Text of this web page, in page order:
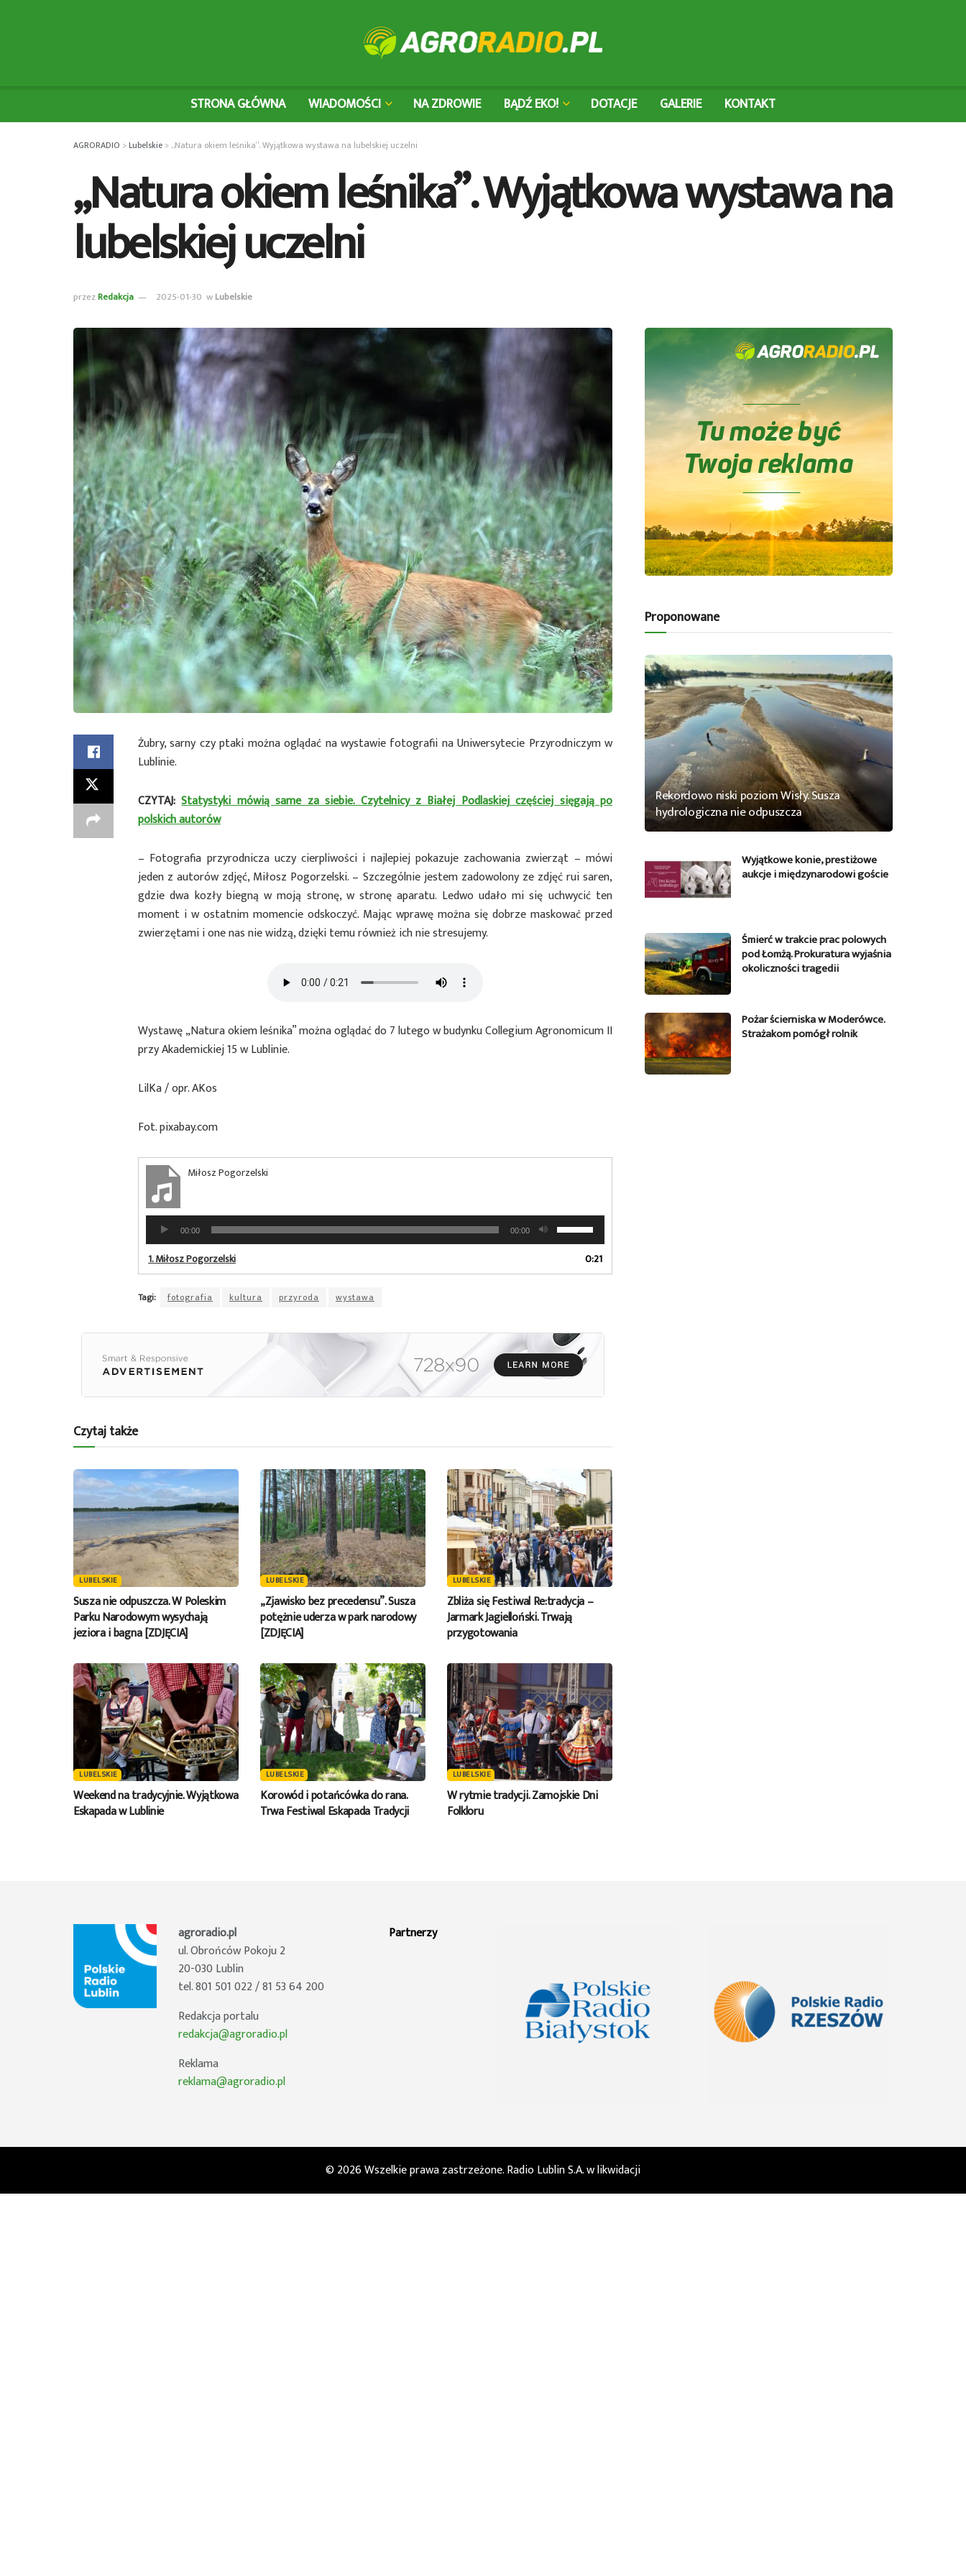
STRONA GŁÓWNA WIADOMOŚCI NA ZDROWIE BĄDŹ EKO! DOTACJE GALERIE KONTAKT
AGRORADIO >Lubelskie > „Natura okiem leśnika”. Wyjątkowa wystawa na lubelskiej uczelni
„Natura okiem leśnika”. Wyjątkowa wystawa na
lubelskiej uczelni
przezRedakcja 2025-01-30 wLubelskie
Żubry, sarny czy ptaki można oglądać na wystawie fotografii na Uniwersytecie Przyrodniczym w
Lublinie.
CZYTAJ:Statystyki mówią same za siebie. Czytelnicy z Białej Podlaskiej częściej sięgają po
polskich autorów
– Fotografia przyrodnicza uczy cierpliwości i najlepiej pokazuje zachowania zwierząt – mówi
jeden z autorów zdjęć, Miłosz Pogorzelski. – Szczególnie jestem zadowolony ze zdjęć rui saren,
gdzie dwa kozły biegną w moją stronę, w stronę aparatu. Ledwo udało mi się uchwycić ten
moment i w ostatnim momencie odskoczyć. Mając wprawę można się dobrze maskować przed
zwierzętami i one nas nie widzą, dzięki temu również ich nie stresujemy.
Wystawę „Natura okiem leśnika” można oglądać do 7 lutego w budynku Collegium Agronomicum II
przy Akademickiej 15 w Lublinie.
LilKa / opr. AKos
Fot. pixabay.com
Miłosz Pogorzelski
Odtwarzacz
plików
dźwiękowych
00:00 00:00
strzałek
zwiększyć
lub
zmniejszyć
1.Miłosz Pogorzelski 0:21
Tagi: fotografia kultura przyroda wystawa
Czytaj także
LUBELSKIE
Susza nie odpuszcza. W Poleskim
Parku Narodowym wysychają
jeziora i bagna [ZDJĘCIA]
LUBELSKIE
„Zjawisko bez precedensu”. Susza
potężnie uderza w park narodowy
[ZDJĘCIA]
LUBELSKIE
Zbliża się Festiwal Re:tradycja –
Jarmark Jagielloński. Trwają
przygotowania
LUBELSKIE
Weekend na tradycyjnie. Wyjątkowa
Eskapada w Lublinie
LUBELSKIE
Korowód i potańcówka do rana.
Trwa Festiwal Eskapada Tradycji
LUBELSKIE
W rytmie tradycji. Zamojskie Dni
Folkloru
Proponowane
Rekordowo niski poziom Wisły. Susza
hydrologiczna nie odpuszcza
Wyjątkowe konie, prestiżowe
aukcje i międzynarodowi goście
Śmierć w trakcie prac polowych
pod Łomżą. Prokuratura wyjaśnia
okoliczności tragedii
Pożar ścierniska w Moderówce.
Strażakom pomógł rolnik
agroradio.pl
ul. Obrońców Pokoju 2
20-030 Lublin
tel. 801 501 022 / 81 53 64 200
Redakcja portalu
redakcja@agroradio.pl
Reklama
reklama@agroradio.pl
Partnerzy
© 2026 Wszelkie prawa zastrzeżone. Radio Lublin S.A. w likwidacji